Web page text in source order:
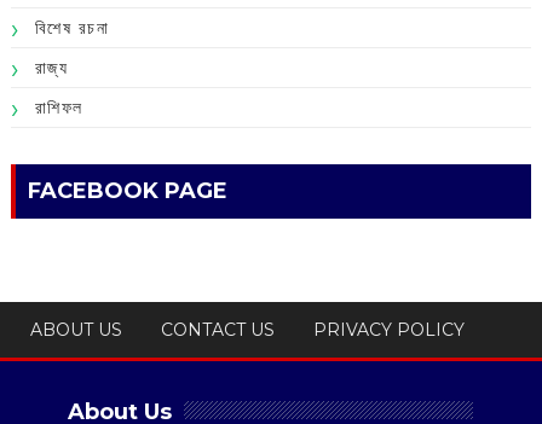
বিশেষ রচনা
রাজ্য
রাশিফল
FACEBOOK PAGE
ABOUT US CONTACT US PRIVACY POLICY
About Us